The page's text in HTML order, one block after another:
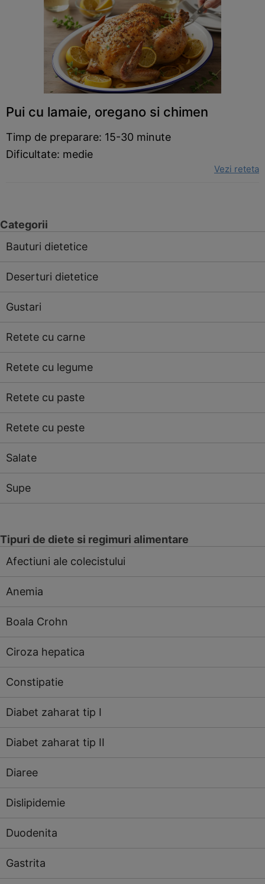
Pui cu lamaie, oregano si chimen
Timp de preparare: 15-30 minute
Dificultate: medie
Vezi reteta
Categorii
Bauturi dietetice
Deserturi dietetice
Gustari
Retete cu carne
Retete cu legume
Retete cu paste
Retete cu peste
Salate
Supe
Tipuri de diete si regimuri alimentare
Afectiuni ale colecistului
Anemia
Boala Crohn
Ciroza hepatica
Constipatie
Diabet zaharat tip I
Diabet zaharat tip II
Diaree
Dislipidemie
Duodenita
Gastrita